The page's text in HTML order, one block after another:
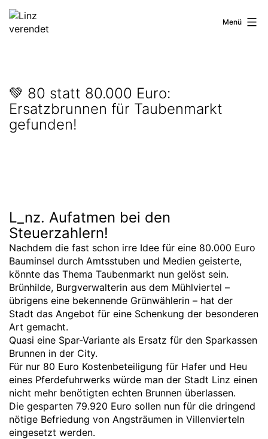
Zum
Inhalt
springen
Linz
verendet
Menü
💚 80 statt 80.000 Euro:
Ersatzbrunnen für Taubenmarkt
gefunden!
L_nz. Aufatmen bei den
Steuerzahlern!
Nachdem die fast schon irre Idee für eine 80.000 Euro
Bauminsel durch Amtsstuben und Medien geisterte,
könnte das Thema Taubenmarkt nun gelöst sein.
Brünhilde, Burgverwalterin aus dem Mühlviertel –
übrigens eine bekennende Grünwählerin – hat der
Stadt das Angebot für eine Schenkung der besonderen
Art gemacht.
Quasi eine Spar-Variante als Ersatz für den Sparkassen
Brunnen in der City.
Für nur 80 Euro Kostenbeteiligung für Hafer und Heu
eines Pferdefuhrwerks würde man der Stadt Linz einen
nicht mehr benötigten echten Brunnen überlassen.
Die gesparten 79.920 Euro sollen nun für die dringend
nötige Befriedung von Angsträumen in Villenvierteln
eingesetzt werden.